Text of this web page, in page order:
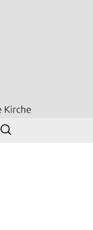
Suchen
nach: